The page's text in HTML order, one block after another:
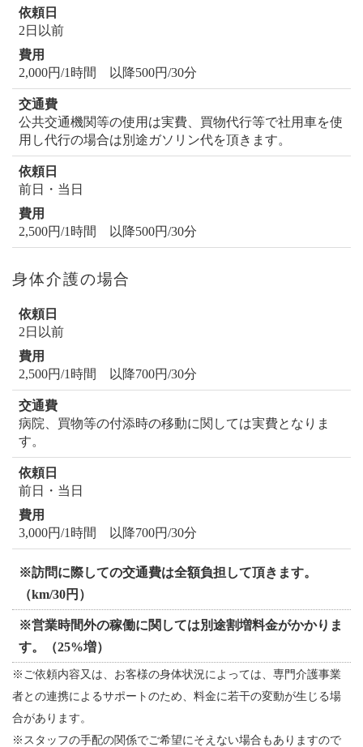
2日以前
2,000円/1時間 以降500円/30分
公共交通機関等の使用は実費、買物代行等で社用車を使
用し代行の場合は別途ガソリン代を頂きます。
前日・当日
2,500円/1時間 以降500円/30分
身体介護の場合
2日以前
2,500円/1時間 以降700円/30分
病院、買物等の付添時の移動に関しては実費となりま
す。
前日・当日
3,000円/1時間 以降700円/30分
※訪問に際しての交通費は全額負担して頂きます。
（km/30円）
※営業時間外の稼働に関しては別途割増料金がかかりま
す。（25%増）
※ご依頼内容又は、お客様の身体状況によっては、専門介護事業
者との連携によるサポートのため、料金に若干の変動が生じる場
合があります。
※スタッフの手配の関係でご希望にそえない場合もありますので